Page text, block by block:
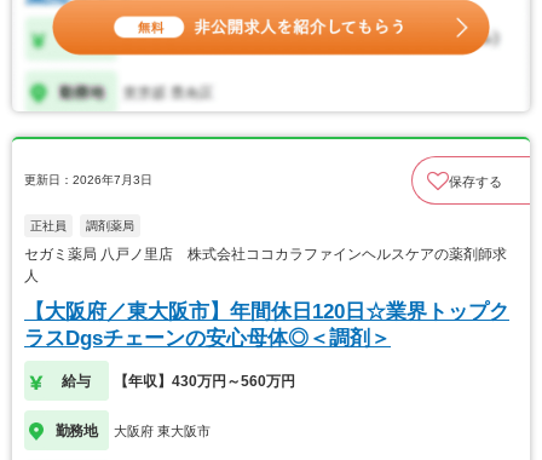
更新日：2026年7月3日 保存する
正社員 調剤薬局
セガミ薬局 八戸ノ里店 株式会社ココカラファインヘルスケアの薬剤師求
人
【大阪府／東大阪市】年間休日120日☆業界トップク
ラスDgsチェーンの安心母体◎＜調剤＞
給与 【年収】430万円～560万円
勤務地 大阪府 東大阪市